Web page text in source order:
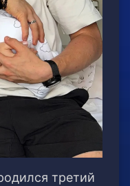
третий